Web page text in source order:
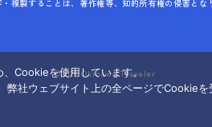
複製することは、著作権等、知的所有権の侵害とな
©2026 Okinawa Traveler
Cookieを使用しています。
社ウェブサイト上の全ページでCookieを